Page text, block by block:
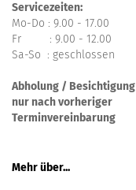
Servicezeiten:
Mo-Do : 9.00 - 17.00
Fr : 9.00 - 12.00
Sa-So : geschlossen
Abholung / Besichtigung
nur nach vorheriger
Terminvereinbarung
Mehr über...